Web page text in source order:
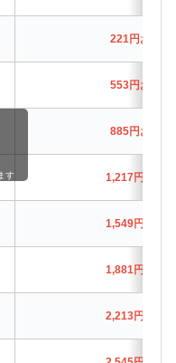
221円お得
553円お得
885円お得
1,217円お得
1,549円お得
1,881円お得
2,213円お得
す